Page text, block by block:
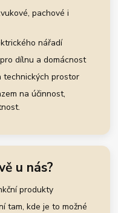
pachové i
nářadí
dílnu a domácnost
technických prostor
na účinnost,
u nás?
produkty
tam, kde je to možné